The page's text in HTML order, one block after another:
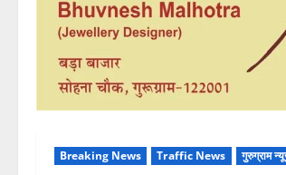
Breaking News Traffic News गुरुग्राम